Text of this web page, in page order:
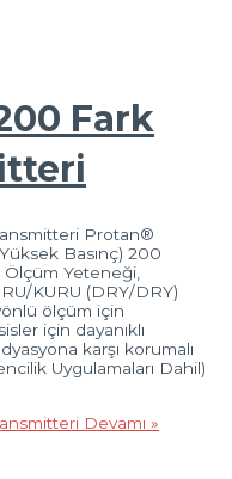
Fark
Protan®
Basınç) 200
Ölçüm Yeteneği,
KURU (DRY/DRY)
ölçüm için
için dayanıklı
karşı korumalı
Uygulamaları Dahil)
Devamı »